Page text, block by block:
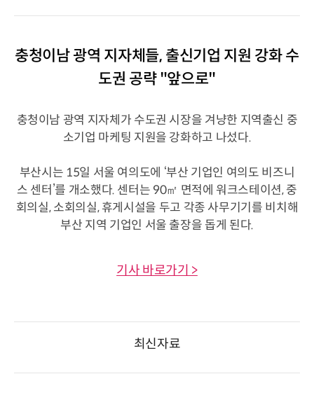
충청이남 광역 지자체들, 출신기업 지원 강화 수
도권 공략 "앞으로"
충청이남 광역 지자체가 수도권 시장을 겨냥한 지역출신 중
소기업 마케팅 지원을 강화하고 나섰다.
부산시는 15일 서울 여의도에 ‘부산 기업인 여의도 비즈니
스 센터’를 개소했다. 센터는 90㎡ 면적에 워크스테이션, 중
회의실, 소회의실, 휴게시설을 두고 각종 사무기기를 비치해
부산 지역 기업인 서울 출장을 돕게 된다.
기사 바로가기 >
최신자료